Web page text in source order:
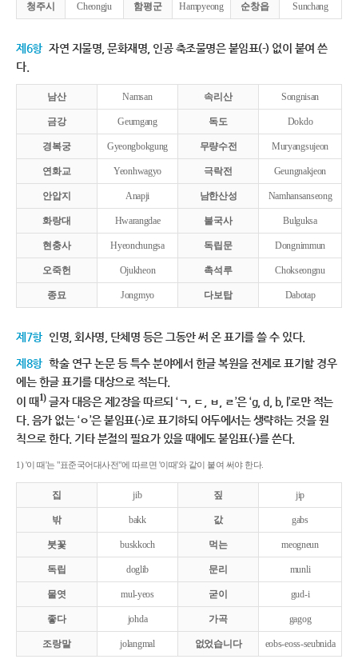
청주시 Cheongju 함평군 Hampyeong 순창읍 Sunchang
제6항 자연 지물명, 문화재명, 인공 축조물명은 붙임표(-) 없이 붙여 쓴
다.
남산 Namsan 속리산 Songnisan
금강 Geumgang 독도 Dokdo
경복궁 Gyeongbokgung 무량수전 Muryangsujeon
연화교 Yeonhwagyo 극락전 Geungnakjeon
안압지 Anapji 남한산성 Namhansanseong
화랑대 Hwarangdae 불국사 Bulguksa
현충사 Hyeonchungsa 독립문 Dongnimmun
오죽헌 Ojukheon 촉석루 Chokseongnu
종묘 Jongmyo 다보탑 Dabotap
제7항 인명, 회사명, 단체명 등은 그동안 써 온 표기를 쓸 수 있다.
제8항 학술 연구 논문 등 특수 분야에서 한글 복원을 전제로 표기할 경우
에는 한글 표기를 대상으로 적는다.
이 때1)글자 대응은 제2장을 따르되 ‘ㄱ, ㄷ, ㅂ, ㄹ’은 ‘g, d, b, l’로만 적는
다. 음가 없는 ‘ㅇ’은 붙임표(-)로 표기하되 어두에서는 생략하는 것을 원
칙으로 한다. 기타 분절의 필요가 있을 때에도 붙임표(-)를 쓴다.
1) '이 때'는 "표준국어대사전"에 따르면 '이때'와 같이 붙여 써야 한다.
집 jib 짚 jip
밖 bakk 값 gabs
붓꽃 buskkoch 먹는 meogneun
독립 doglib 문리 munli
물엿 mul-yeos 굳이 gud-i
좋다 johda 가곡 gagog
조랑말 jolangmal 없었습니다 eobs-eoss-seubnida